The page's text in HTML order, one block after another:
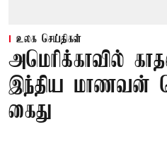
உலக செய்திகள்
அமெரிக்காவில்
இந்திய மாணவன்
கைது